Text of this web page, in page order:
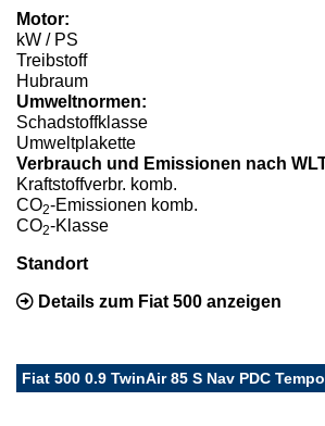
Motor:
kW / PS
Treibstoff
Hubraum
Umweltnormen:
Schadstoffklasse
Umweltplakette
Verbrauch und Emissionen nach
Kraftstoffverbr. komb.
CO2-Emissionen komb.
CO2-Klasse
Standort
Details zum Fiat 500 anzeigen
Fiat 500 0.9 TwinAir 85 S Nav PDC